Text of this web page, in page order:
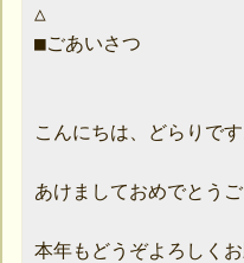
△
■ごあいさつ
こんにちは、どらりです
あけましておめでと
本年もどうぞよろしく